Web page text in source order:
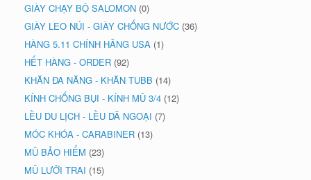
GIÀY CHẠY BỘ SALOMON (0)
GIÀY LEO NÚI - GIÀY CHỐNG NƯỚC (36)
HÀNG 5.11 CHÍNH HÃNG USA (1)
HẾT HÀNG - ORDER (92)
KHĂN ĐA NĂNG - KHĂN TUBB (14)
KÍNH CHỐNG BỤI - KÍNH MŨ 3/4 (12)
LỀU DU LỊCH - LỀU DÃ NGOẠI (7)
MÓC KHÓA - CARABINER (13)
MŨ BẢO HIỂM (23)
MŨ LƯỠI TRAI (15)